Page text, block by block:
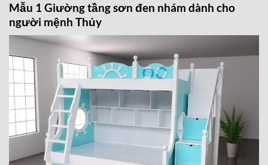
Mẫu 1 Giường tầng sơn đen nhám dành cho
người mệnh Thủy